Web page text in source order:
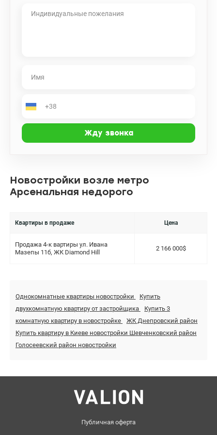
Новостройки возле метро
Арсенальная недорого
Квартиры в продаже Цена
Продажа 4-к вартиры ул. Ивана
Мазепы 11б, ЖК Diamond Hill
2 166 000$
Однокомнатные квартиры новостройки
Купить
двухкомнатную квартиру от застройщика
Купить 3
комнатную квартиру в новостройке
ЖК Днепровский район
Купить квартиру в Киеве новостройки Шевченковский район
Голосеевский район новостройки
Публичная оферта